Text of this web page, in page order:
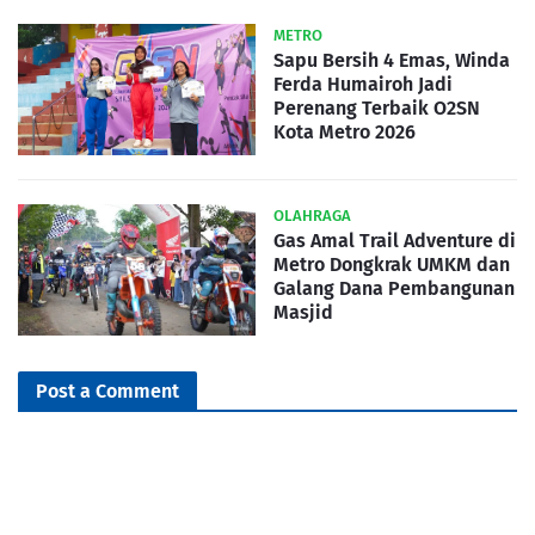
METRO
Sapu Bersih 4 Emas, Winda
Ferda Humairoh Jadi
Perenang Terbaik O2SN
Kota Metro 2026
OLAHRAGA
Gas Amal Trail Adventure di
Metro Dongkrak UMKM dan
Galang Dana Pembangunan
Masjid
Post a Comment